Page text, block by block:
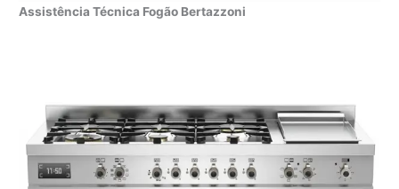
Assistência Técnica Fogão Bertazzoni